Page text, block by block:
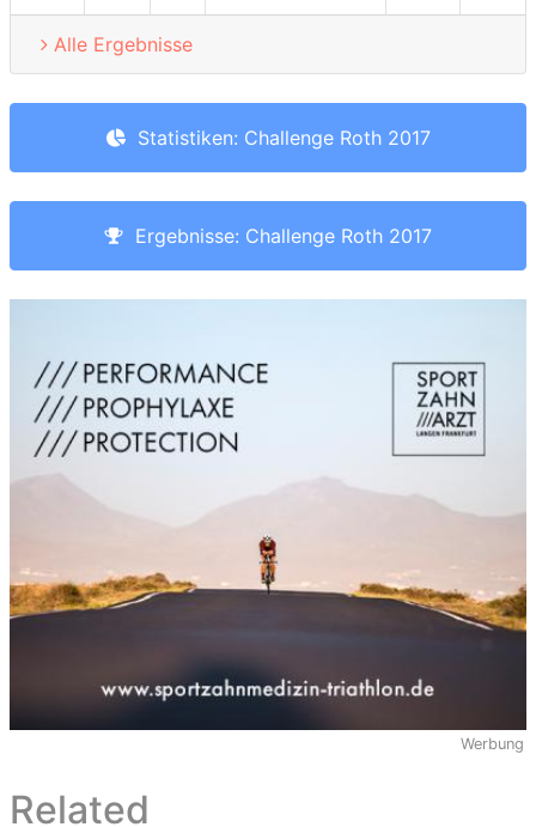
Alle Ergebnisse
Statistiken: Challenge Roth 2017
Ergebnisse: Challenge Roth 2017
Werbung
Related